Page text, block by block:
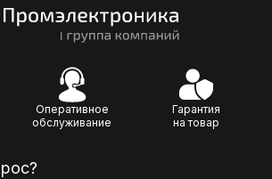
Оперативное
обслуживание
Гарантия
на товар